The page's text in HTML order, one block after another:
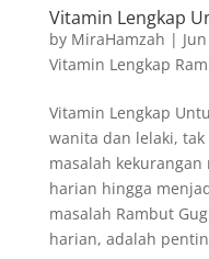
Vitamin Lengkap
by MiraHamzah |
Vitamin Lengkap
Vitamin Lengkap
wanita dan lelaki,
masalah
harian hingga
masalah Rambut
harian, adalah